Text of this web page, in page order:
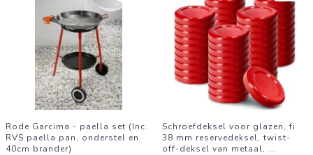
Rode Garcima - paella set (Inc.
RVS paella pan, onderstel en
40cm brander)
Schroefdeksel voor glazen, fi
38 mm reservedeksel, twist-
off-deksel van metaal, ...